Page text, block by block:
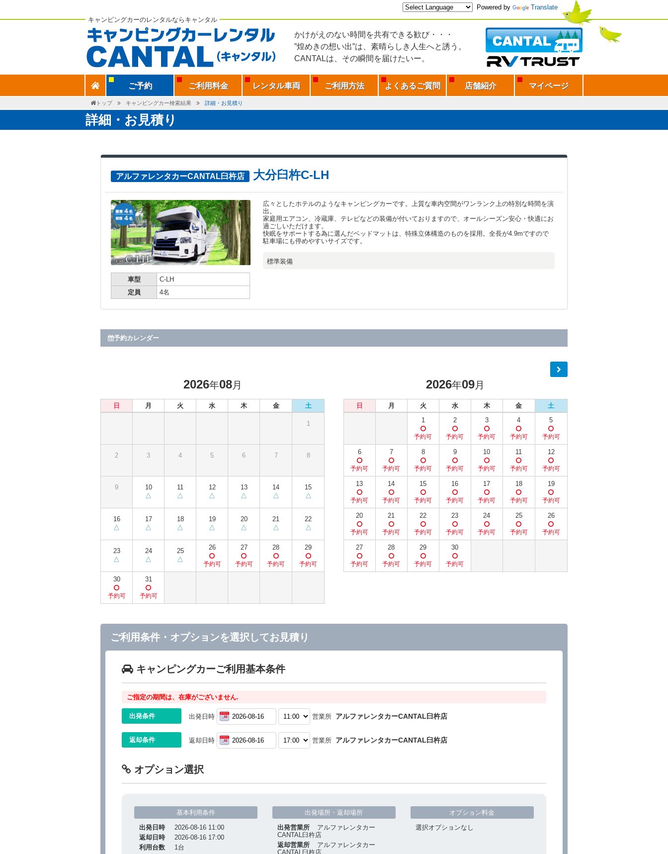
キャンピングカーのレンタルならキャンタル
かけがえのない時間を共有できる歓び・・・
”煌めきの想い出”は、素晴らしき人生へと誘う。
CANTALは、その瞬間を届けたいー。
Powered by Translate
ご予約 ご利用料金 レンタル車両 ご利用方法 よくあるご質問 店舗紹介 マイページ
トップ キャンピングカー検索結果 詳細・お見積り
詳細・お見積り
アルファレンタカーCANTAL臼杵店 大分臼杵C-LH
車型
C-LH
定員
4名
広々としたホテルのようなキャンピングカーです。上質な車内空間がワンランク上の特別な時間を演
出。
家庭用エアコン、冷蔵庫、テレビなどの装備が付いておりますので、オールシーズン安心・快適にお
過ごしいただけます。
快眠をサポートする為に選んだベッドマットは、特殊立体構造のものを採用。全長が4.9mですので
駐車場にも停めやすいサイズです。
標準装備
予約カレンダー
2026年08月
日 月 火 水 木 金 土
1
2 3 4 5 6 7 8
9 10 11 12 13 14 15
16 17 18 19 20 21 22
23 24 25 26 27 28 29
30 31
2026年09月
日 月 火 水 木 金
土
1
2 3 4 5
6 7 8 9 10 11 12
13 14 15 16 17 18 19
20 21 22 23 24 25 26
27 28 29 30
ご利用条件・オプションを選択してお見積り
キャンピングカーご利用基本条件
ご指定の期間は、在庫がございません.
出発条件 出発日時 営業所 アルファレンタカーCANTAL臼杵店
返却条件 返却日時 営業所 アルファレンタカーCANTAL臼杵店
オプション選択
基本利用条件
出発日時
2026-08-16 11:00
返却日時
2026-08-16 17:00
利用台数
1台
出発場所・返却場所
出発営業所
アルファレンタカー
CANTAL臼杵店
返却営業所
アルファレンタカー
CANTAL臼杵店
オプション料金
選択オプションなし